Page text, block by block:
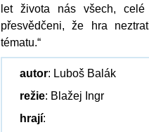
let života nás všech, celé
přesvědčeni, že hra
tématu.“
autor: Luboš Balák
režie: Blažej Ingr
hrají: